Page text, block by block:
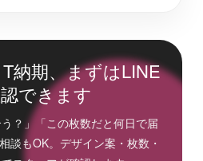
納期、まずはLINE
できます
？」「この枚数だと何日で届
談もOK。デザイン案・枚数・